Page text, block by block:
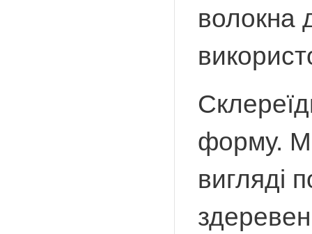
волокна
форму.
вигляді